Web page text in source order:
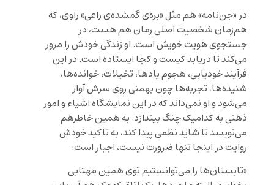
در «جن‌نامه» هم مثل «بره‌ی گمشده‌ی راعی» راوی، که
هم‌زمان شخصیت اصلی رمان هم هست، در
جستجوی هویت خویش است. او زندگی خودش را مرور
می‌کند تا دریابد کیست و کجا ایستاده است. در این
فرآیند خودیابی، هجوم یادها، تخیلات، خوانده‌ها،
شنیده‌ها، تجربه‌ها چون بهمنی روی سرش آوار
می‌شود و او نمی‌داند که در این نمایشگاه اشیاء و امور
ذهنی به کدامیک چنگ بیندازد. به همین خاطرهم
می‌نویسد تا شاید نظمی پیدا کند، به تاکید خودش
روایت در اینجا تنها ضرورت نیست، اجبار است:
«تابستان‌ها را می‌توانستیم توی همین مهتابی